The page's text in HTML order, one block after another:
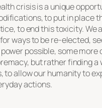
crisis is a unique
to put in place
to end this toxicity. We
ways to be re-elected,
possible, some more
but rather finding a
to allow our humanity to
actions.